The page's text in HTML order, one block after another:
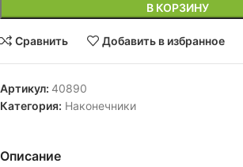
В КОРЗИНУ
Сравнить Добавить в избранное
Артикул: 40890
Категория: Наконечники
Описание